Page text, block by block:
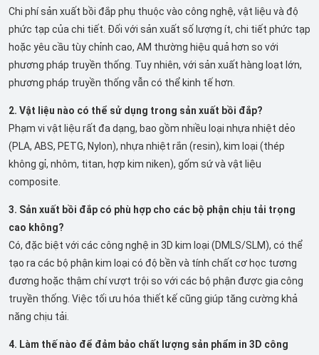
Chi phí sản xuất bồi đắp phụ thuộc vào công nghệ, vật liệu và độ
phức tạp của chi tiết. Đối với sản xuất số lượng ít, chi tiết phức tạp
hoặc yêu cầu tùy chỉnh cao, AM thường hiệu quả hơn so với
phương pháp truyền thống. Tuy nhiên, với sản xuất hàng loạt lớn,
phương pháp truyền thống vẫn có thể kinh tế hơn.
2. Vật liệu nào có thể sử dụng trong sản xuất bồi đắp?
Phạm vi vật liệu rất đa dạng, bao gồm nhiều loại nhựa nhiệt dẻo
(PLA, ABS, PETG, Nylon), nhựa nhiệt rắn (resin), kim loại (thép
không gỉ, nhôm, titan, hợp kim niken), gốm sứ và vật liệu
composite.
3. Sản xuất bồi đắp có phù hợp cho các bộ phận chịu tải trọng
cao không?
Có, đặc biệt với các công nghệ in 3D kim loại (DMLS/SLM), có thể
tạo ra các bộ phận kim loại có độ bền và tính chất cơ học tương
đương hoặc thậm chí vượt trội so với các bộ phận được gia công
truyền thống. Việc tối ưu hóa thiết kế cũng giúp tăng cường khả
năng chịu tải.
4. Làm thế nào để đảm bảo chất lượng sản phẩm in 3D công